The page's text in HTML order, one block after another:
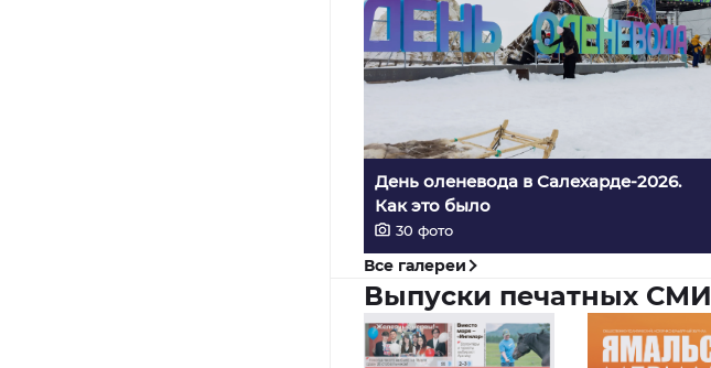
День оленевода в Салехарде-2026.
Как это было
30 фото
Все галереи
Выпуски печатных СМИ